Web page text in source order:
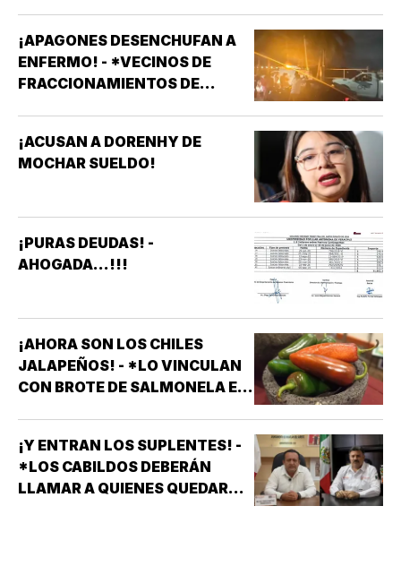
¡APAGONES DESENCHUFAN A
ENFERMO! - *VECINOS DE
FRACCIONAMIENTOS DE
AFECTAN ELEVADORES,
TRATAMIENTOS MÉDICOS Y
¡ACUSAN A DORENHY DE
MOCHAR SUELDO!
¡PURAS DEUDAS! -
AHOGADA...!!!
¡AHORA SON LOS CHILES
JALAPEÑOS! - *LO VINCULAN
CON BROTE DE SALMONELA EN
¡Y ENTRAN LOS SUPLENTES! -
*LOS CABILDOS DEBERÁN
LLAMAR A QUIENES QUEDARON